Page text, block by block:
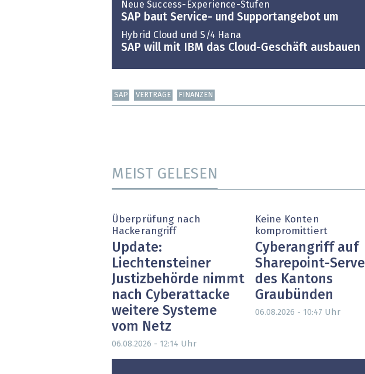
Neue Success-Experience-Stufen
SAP baut Service- und Supportangebot um
Hybrid Cloud und S/4 Hana
SAP will mit IBM das Cloud-Geschäft ausbauen
SAP VERTRÄGE FINANZEN
MEIST GELESEN
Überprüfung nach
Hackerangriff
Update:
Liechtensteiner
Justizbehörde nimmt
nach Cyberattacke
weitere Systeme
vom Netz
06.08.2026 - 12:14 Uhr
Keine Konten
kompromittiert
Cyberangriff auf
Sharepoint-
des Kantons
Graubünden
06.08.2026 - 10:47 Uhr